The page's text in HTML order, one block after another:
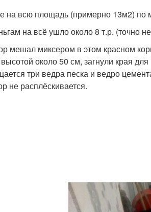
на всю площадь (примерно 13м2) по
на всё ушло около 8 т.р. (точно
мешал миксером в этом красном
высотой около 50 см, загнули края
три ведра песка и ведро
не расплёскивается.